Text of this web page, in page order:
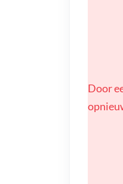
Door